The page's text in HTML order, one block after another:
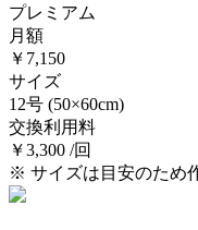
プレミアム
月額
￥7,150
サイズ
12号 (50×60cm)
交換利用料
￥3,300 /回
※ サイズは目安のため